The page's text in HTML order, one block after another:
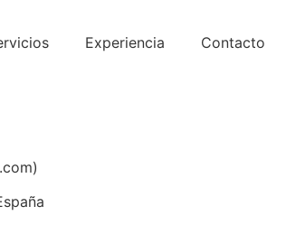
Experiencia Contacto